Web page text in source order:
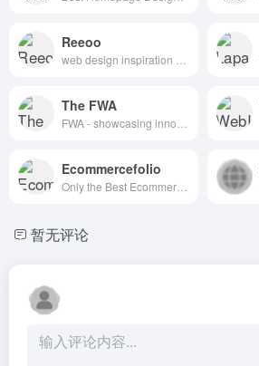
Reeoo
The FWA
Ecommercefolio
暂无评论